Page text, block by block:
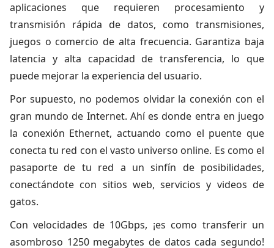
aplicaciones que requieren procesamiento y
transmisión rápida de datos, como transmisiones,
juegos o comercio de alta frecuencia. Garantiza baja
latencia y alta capacidad de transferencia, lo que
puede mejorar la experiencia del usuario.
Por supuesto, no podemos olvidar la conexión con el
gran mundo de Internet. Ahí es donde entra en juego
la conexión Ethernet, actuando como el puente que
conecta tu red con el vasto universo online. Es como el
pasaporte de tu red a un sinfín de posibilidades,
conectándote con sitios web, servicios y videos de
gatos.
Con velocidades de 10Gbps, ¡es como transferir un
asombroso 1250 megabytes de datos cada segundo!